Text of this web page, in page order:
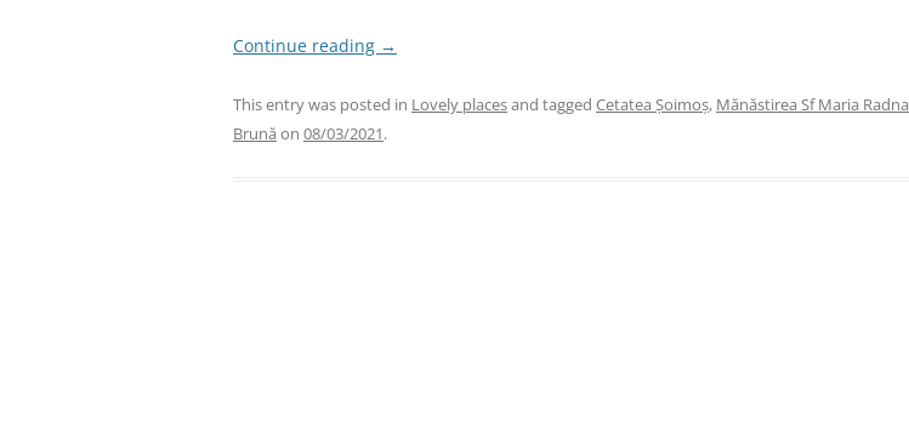
Continue reading →
This entry was posted in Lovely placesand tagged Cetatea Șoimoș, Mănăstirea Sf Maria Radna
Brună on 08/03/2021.